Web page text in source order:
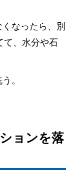
なったら、別
て、水分や石
。
ョンを落